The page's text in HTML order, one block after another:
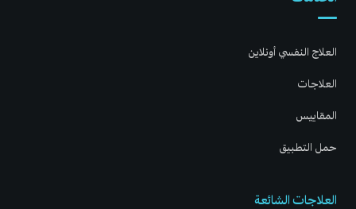
العلاج النفسي أونلاين
العلاجات
المقاييس
حمل التطبيق
العلاجات الشائعة